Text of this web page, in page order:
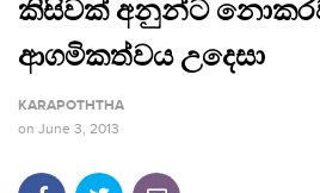
කිසිවක් අනුන්ට
ආගමිකත්වය උදෙසා
KARAPOTHTHA
on June 3, 2013